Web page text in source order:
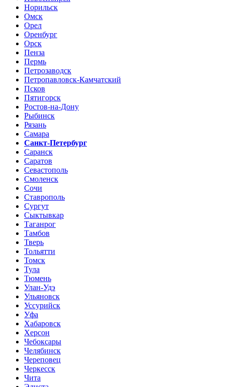
Норильск
Омск
Орел
Оренбург
Орск
Пенза
Пермь
Петрозаводск
Петропавловск-Камчатский
Псков
Пятигорск
Ростов-на-Дону
Рыбинск
Рязань
Самара
Санкт-Петербург
Саранск
Саратов
Севастополь
Смоленск
Сочи
Ставрополь
Сургут
Сыктывкар
Таганрог
Тамбов
Тверь
Тольятти
Томск
Тула
Тюмень
Улан-Удэ
Ульяновск
Уссурийск
Уфа
Хабаровск
Херсон
Чебоксары
Челябинск
Череповец
Черкесск
Чита